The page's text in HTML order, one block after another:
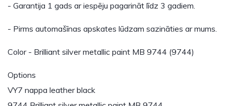
- Garantija 1 gads ar iespēju pagarināt līdz 3 gadiem.
- Pirms automašīnas apskates lūdzam sazināties ar mums.
Color - Brilliant silver metallic paint MB 9744 (9744)
Options
VY7 nappa leather black